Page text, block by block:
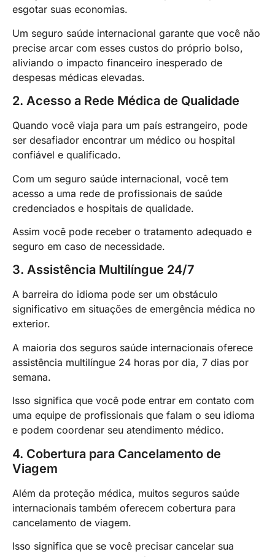
esgotar suas economias.
Um seguro saúde internacional garante que você não
precise arcar com esses custos do próprio bolso,
aliviando o impacto financeiro inesperado de
despesas médicas elevadas.
2. Acesso a Rede Médica de Qualidade
Quando você viaja para um país estrangeiro, pode
ser desafiador encontrar um médico ou hospital
confiável e qualificado.
Com um seguro saúde internacional, você tem
acesso a uma rede de profissionais de saúde
credenciados e hospitais de qualidade.
Assim você pode receber o tratamento adequado e
seguro em caso de necessidade.
3. Assistência Multilíngue 24/7
A barreira do idioma pode ser um obstáculo
significativo em situações de emergência médica no
exterior.
A maioria dos seguros saúde internacionais oferece
assistência multilíngue 24 horas por dia, 7 dias por
semana.
Isso significa que você pode entrar em contato com
uma equipe de profissionais que falam o seu idioma
e podem coordenar seu atendimento médico.
4. Cobertura para Cancelamento de
Viagem
Além da proteção médica, muitos seguros saúde
internacionais também oferecem cobertura para
cancelamento de viagem.
Isso significa que se você precisar cancelar sua